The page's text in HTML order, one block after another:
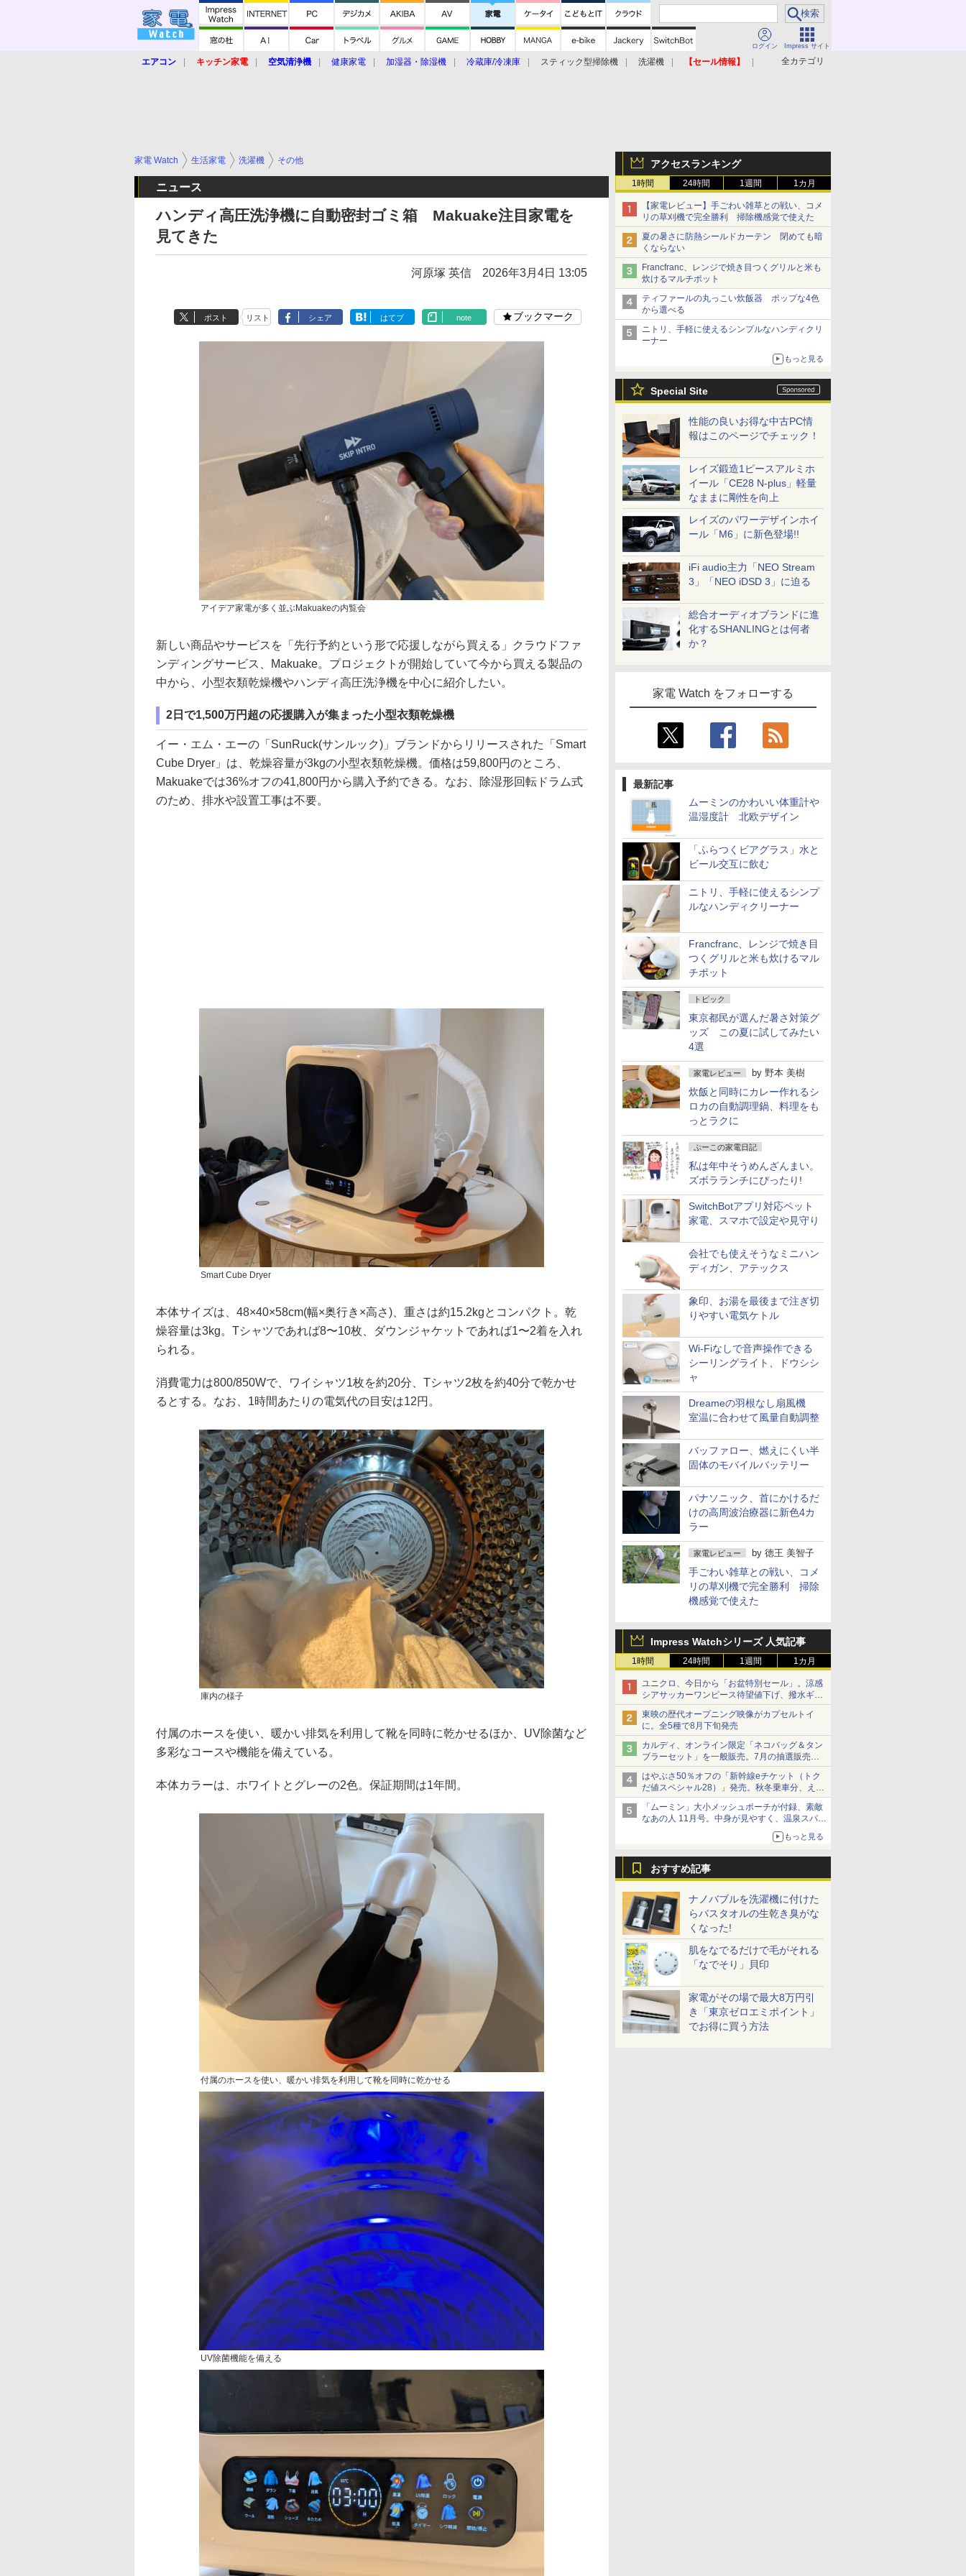
ログイン Impress サイト
全カテゴリ
エアコン キッチン家電 空気清浄機 健康家電 加湿器・除湿機 冷蔵庫/冷凍庫 スティック型掃除機 洗濯機
【セール情報】
アクセスランキング
1時間 24時間 1週間 1カ月
【家電レビュー】手ごわい雑草との戦い、コメ
リの草刈機で完全勝利 掃除機感覚で使えた
夏の暑さに防熱シールドカーテン 閉めても暗
くならない
Francfranc、レンジで焼き目つくグリルと米も
炊けるマルチポット
ティファールの丸っこい炊飯器 ポップな4色
から選べる
ニトリ、手軽に使えるシンプルなハンディクリ
ーナー
もっと見る
Special Site
性能の良いお得な中古PC情
報はこのページでチェック！
レイズ鍛造1ピースアルミホ
イール「CE28 N-plus」軽量
なままに剛性を向上
レイズのパワーデザインホイ
ール「M6」に新色登場!!
iFi audio主力「NEO Stream
3」「NEO iDSD 3」に迫る
総合オーディオブランドに進
化するSHANLINGとは何者
か？
家電 Watch をフォローする
最新記事
ムーミンのかわいい体重計や
温湿度計 北欧デザイン
「ふらつくビアグラス」水と
ビール交互に飲む
ニトリ、手軽に使えるシンプ
ルなハンディクリーナー
Francfranc、レンジで焼き目
つくグリルと米も炊けるマル
チポット
トピック
東京都民が選んだ暑さ対策グ
ッズ この夏に試してみたい
4選
家電レビュー by 野本 美樹
炊飯と同時にカレー作れるシ
ロカの自動調理鍋、料理をも
っとラクに
ぷーこの家電日記
私は年中そうめんざんまい。
ズボラランチにぴったり!
SwitchBotアプリ対応ペット
家電、スマホで設定や見守り
会社でも使えそうなミニハン
ディガン、アテックス
象印、お湯を最後まで注ぎ切
りやすい電気ケトル
Wi-Fiなしで音声操作できる
シーリングライト、ドウシシ
ャ
Dreameの羽根なし扇風機
室温に合わせて風量自動調整
バッファロー、燃えにくい半
固体のモバイルバッテリー
パナソニック、首にかけるだ
けの高周波治療器に新色4カ
ラー
家電レビュー by 徳王 美智子
手ごわい雑草との戦い、コメ
リの草刈機で完全勝利 掃除
機感覚で使えた
Impress Watchシリーズ 人気記事
1時間 24時間 1週間 1カ月
ユニクロ、今日から「お盆特別セール」。涼感
シアサッカーワンピース待望値下げ、撥水ギア
ショーツは1990円に
東映の歴代オープニング映像がカプセルトイ
に。全5種で8月下旬発売
カルディ、オンライン限定「ネコバッグ＆タン
ブラーセット」を一般販売。7月の抽選販売の
当選無効分
はやぶさ50％オフの「新幹線eチケット（トク
だ値スペシャル28）」発売。秋冬乗車分、えき
ねっと限定
「ムーミン」大小メッシュポーチが付録、素敵
なあの人 11月号。中身が見やすく、温泉スパに
もっと見る
おすすめ記事
ナノバブルを洗濯機に付けた
らバスタオルの生乾き臭がな
くなった!
肌をなでるだけで毛がそれる
「なでそり」貝印
家電がその場で最大8万円引
き「東京ゼロエミポイント」
でお得に買う方法
家電 Watch 生活家電 洗濯機 その他
ニュース
ハンディ高圧洗浄機に自動密封ゴミ箱 Makuake注目家電を
見てきた
河原塚 英信 2026年3月4日 13:05
ポスト リスト シェア はてブ note ブックマーク
アイデア家電が多く並ぶMakuakeの内覧会
新しい商品やサービスを「先行予約という形で応援しながら買える」クラウドファ
ンディングサービス、Makuake。プロジェクトが開始していて今から買える製品の
中から、小型衣類乾燥機やハンディ高圧洗浄機を中心に紹介したい。
2日で1,500万円超の応援購入が集まった小型衣類乾燥機
イー・エム・エーの「SunRuck(サンルック)」ブランドからリリースされた「Smart
Cube Dryer」は、乾燥容量が3kgの小型衣類乾燥機。価格は59,800円のところ、
Makuakeでは36%オフの41,800円から購入予約できる。なお、除湿形回転ドラム式
のため、排水や設置工事は不要。
Smart Cube Dryer
本体サイズは、48×40×58cm(幅×奥行き×高さ)、重さは約15.2kgとコンパクト。乾
燥容量は3kg。Tシャツであれば8〜10枚、ダウンジャケットであれば1〜2着を入れ
られる。
消費電力は800/850Wで、ワイシャツ1枚を約20分、Tシャツ2枚を約40分で乾かせ
るとする。なお、1時間あたりの電気代の目安は12円。
庫内の様子
付属のホースを使い、暖かい排気を利用して靴を同時に乾かせるほか、UV除菌など
多彩なコースや機能を備えている。
本体カラーは、ホワイトとグレーの2色。保証期間は1年間。
付属のホースを使い、暖かい排気を利用して靴を同時に乾かせる
UV除菌機能を備える